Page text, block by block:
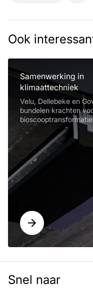
Ook
Samenwerking in
klimaattechniek
Velu, Dellebeke en
bundelen krachten
Snel naar